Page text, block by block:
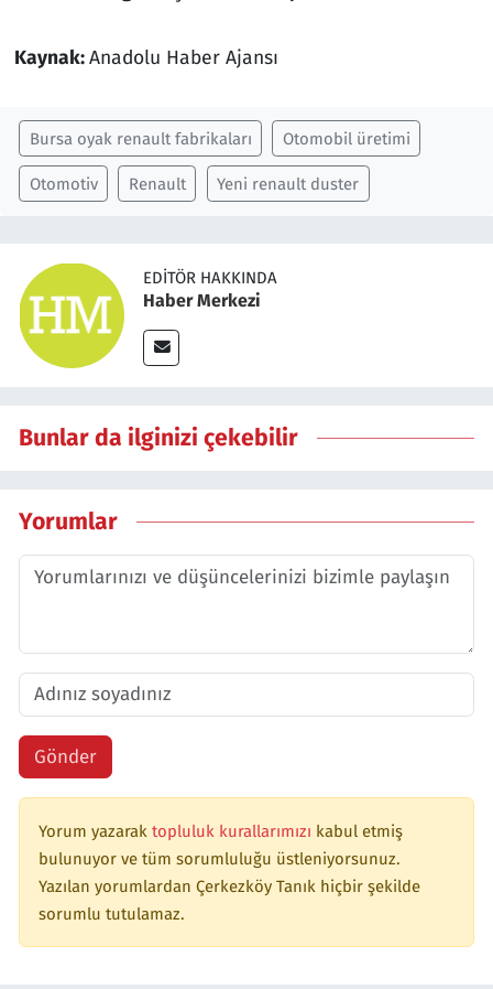
Kaynak:Anadolu Haber Ajansı
Bursa oyak renault fabrikaları Otomobil üretimi
Otomotiv Renault Yeni renault duster
EDITÖR HAKKINDA
Haber Merkezi
Bunlar da ilginizi çekebilir
Yorumlar
Gönder
Yorum yazarak topluluk kurallarımızı kabul etmiş
bulunuyor ve tüm sorumluluğu üstleniyorsunuz.
Yazılan yorumlardan Çerkezköy Tanık hiçbir şekilde
sorumlu tutulamaz.